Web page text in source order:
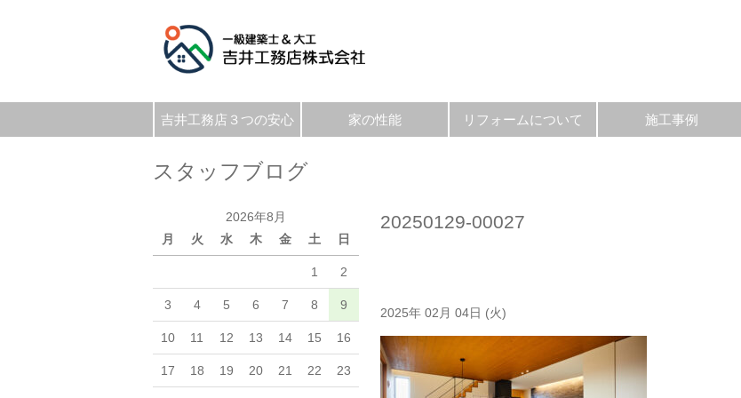
吉井工務店３つの安心 家の性能 リフォームについて 施工事例
スタッフブログ
2026年8月
月
火 水 木 金 土 日
1 2
3 4 5 6 7 8 9
10 11 12 13 14 15 16
17 18 19 20 21 22 23
20250129-00027
2025年 02月 04日 (火)